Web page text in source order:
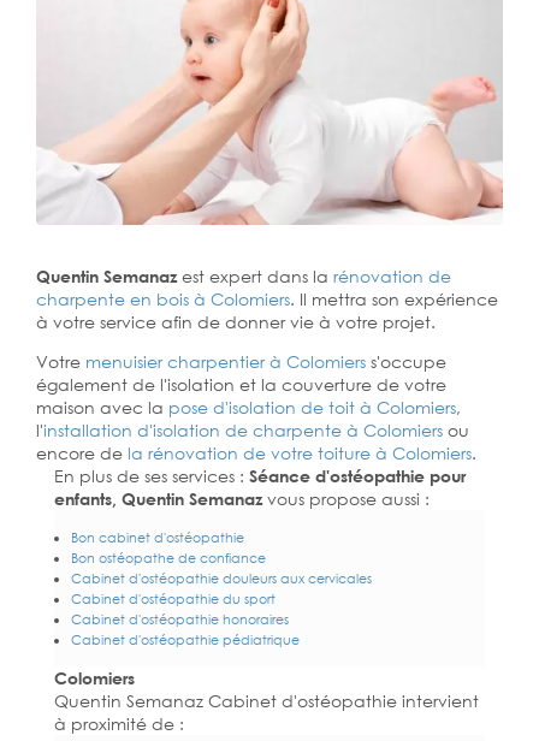
Quentin Semanazest expert dans la rénovation de
charpente en bois à Colomiers. Il mettra son expérience
à votre service afin de donner vie à votre projet.
Votre menuisier charpentier à Colomiers s'occupe
également de l'isolation et la couverture de votre
maison avec la pose d'isolation de toit à Colomiers,
l'installation d'isolation de charpente à Colomiers ou
encore de la rénovation de votre toiture à Colomiers.
En plus de ses services : Séance d'ostéopathie pour
enfants, Quentin Semanazvous propose aussi :
Bon cabinet d'ostéopathie
Bon ostéopathe de confiance
Cabinet d'ostéopathie douleurs aux cervicales
Cabinet d'ostéopathie du sport
Cabinet d'ostéopathie honoraires
Cabinet d'ostéopathie pédiatrique
Colomiers
Quentin Semanaz Cabinet d'ostéopathie intervient
à proximité de :